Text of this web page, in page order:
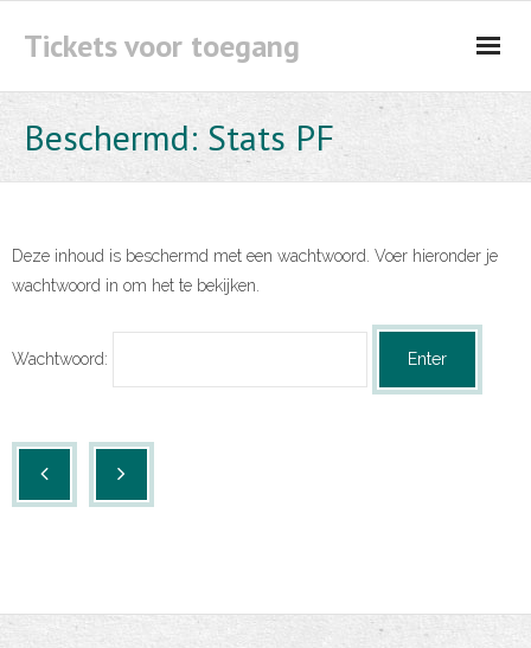
Tickets voor toegang
Beschermd: Stats PF
Deze inhoud is beschermd met een wachtwoord. Voer hieronder je
wachtwoord in om het te bekijken.
Wachtwoord: